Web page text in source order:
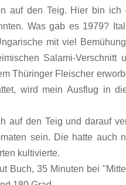
auf den Teig. Hier bin ich
Was gab es 1979?
mit viel
Salami-Verschnitt
Thüringer Fleischer
wird mein Ausflug in
auf den Teig und darauf
sein. Die hatte auch
kultivierte.
Buch, 35 Minuten bei